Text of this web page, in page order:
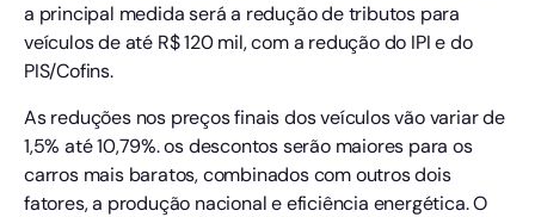
a principal medida será a redução de tributos para
veículos de até R$ 120 mil, com a redução do IPI e do
PIS/Cofins.
As reduções nos preços finais dos veículos vão variar de
1,5% até 10,79%. os descontos serão maiores para os
carros mais baratos, combinados com outros dois
fatores, a produção nacional e eficiência energética. O